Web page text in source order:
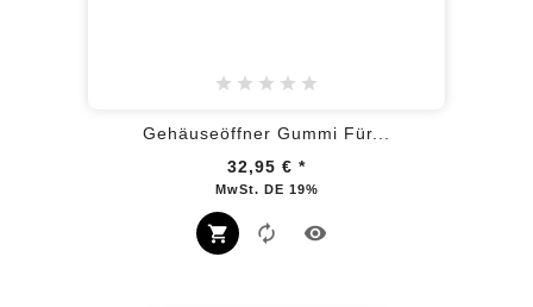
Gehäuseöffner Gummi Für...
32,95 € *
MwSt. DE 19%Preis